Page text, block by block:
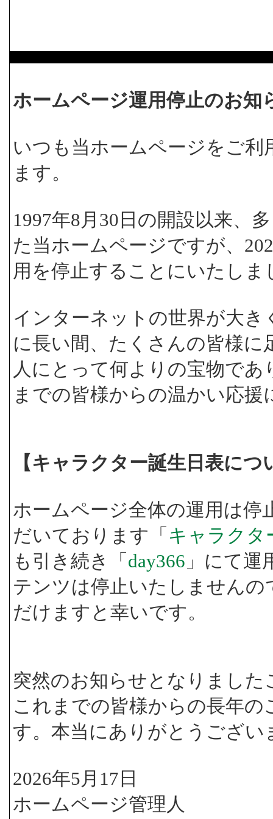
ホームページ運用停止のお知
いつも当ホームページをご
ます。
1997年8月30日の開設以来、
た当ホームページですが、
用を停止することにいたしま
インターネットの世界が大
に長い間、たくさんの皆様
人にとって何よりの宝物で
までの皆様からの温かい応
【キャラクター誕生日表に
ホームページ全体の運用は停
だいております「 キャラクタ
も引き続き「 day366 」にて
テンツは停止いたしません
だけますと幸いです。
突然のお知らせとなりまし
これまでの皆様からの長年
す。本当にありがとうござい
2026年5月17日
ホームページ管理人